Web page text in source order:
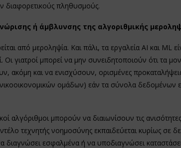
διαφορετικούς πληθυσμούς.
ή άμβλυνσης της αλγοριθμικής
από μεροληψία. Και πάλι, τα εργαλεία AI και ML
γιατροί μπορεί να μην συνειδητοποιούν ότι τα
και να ενισχύσουν, ορισμένες
ομάδων) εάν τα σύνολα δεδομένων
αλγόριθμοι μπορούν να διαιωνίσουν τις
τεχνητής νοημοσύνης εκπαιδεύεται κυρίως σε
διαγνώσει εσφαλμένα ή να υποδιαγνώσει